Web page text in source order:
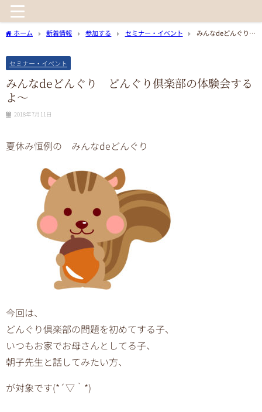
ホーム 新着情報 参加する セミナー・イベント
みんなdeどんぐり
セミナー・イベント
みんなdeどんぐり どんぐり倶楽部の体験会する
よ～
2018年7月11日
夏休み恒例の みんなdeどんぐり
今回は、
どんぐり倶楽部の問題を初めてする子、
いつもお家でお母さんとしてる子、
朝子先生と話してみたい方、
が対象です(*´▽｀*)